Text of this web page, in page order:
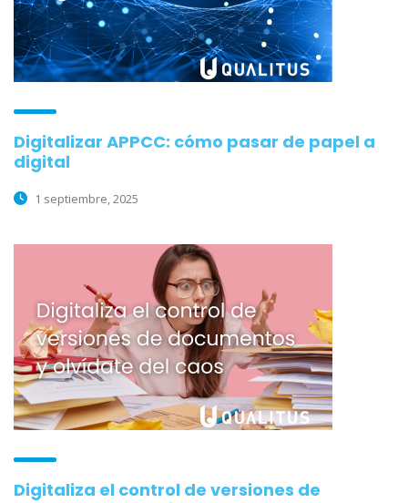
Digitalizar APPCC: cómo pasar de papel a
digital
1 septiembre, 2025
Digitaliza el control de versiones de